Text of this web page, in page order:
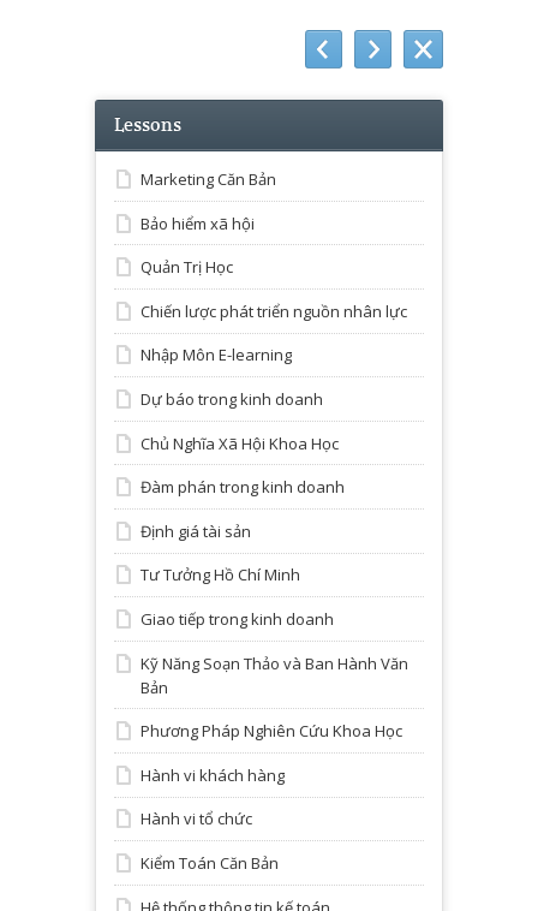
Lessons
Marketing Căn Bản
Bảo hiểm xã hội
Quản Trị Học
Chiến lược phát triển nguồn nhân lực
Nhập Môn E-learning
Dự báo trong kinh doanh
Chủ Nghĩa Xã Hội Khoa Học
Đàm phán trong kinh doanh
Định giá tài sản
Tư Tưởng Hồ Chí Minh
Giao tiếp trong kinh doanh
Kỹ Năng Soạn Thảo và Ban Hành Văn
Bản
Phương Pháp Nghiên Cứu Khoa Học
Hành vi khách hàng
Hành vi tổ chức
Kiểm Toán Căn Bản